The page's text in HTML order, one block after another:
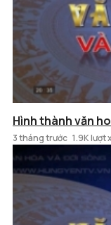
Hình thành văn
3 tháng trước 1.9K lượt